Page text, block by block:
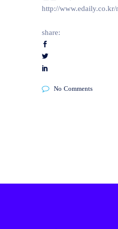
http://
share:
No Comments